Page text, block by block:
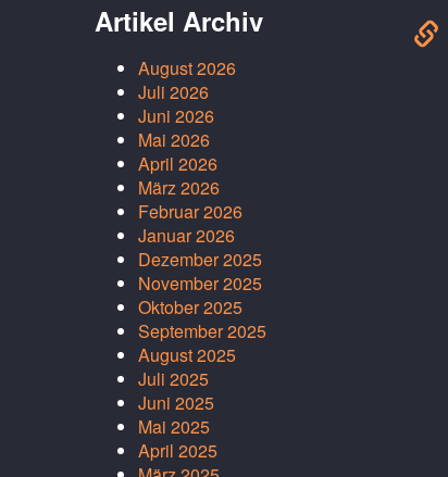
Artikel Archiv
August 2026
Juli 2026
Juni 2026
Mai 2026
April 2026
März 2026
Februar 2026
Januar 2026
Dezember 2025
November 2025
Oktober 2025
September 2025
August 2025
Juli 2025
Juni 2025
Mai 2025
April 2025